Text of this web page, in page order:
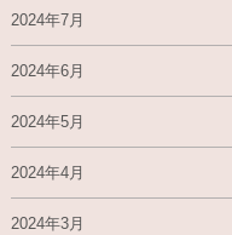
2024年7月
2024年6月
2024年5月
2024年4月
2024年3月